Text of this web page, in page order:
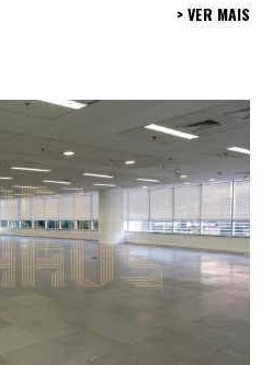
> VER MAIS